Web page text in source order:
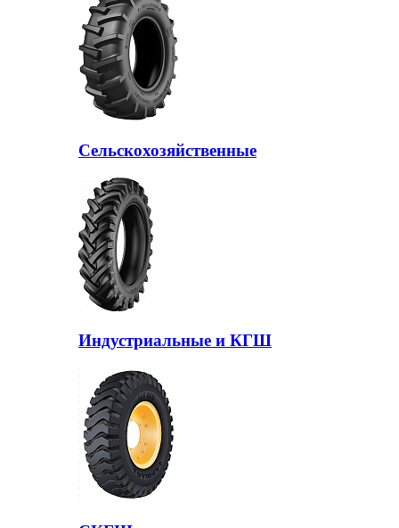
Сельскохозяйственные
Индустриальные и КГШ